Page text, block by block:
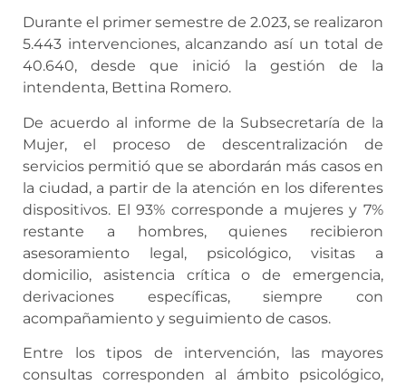
Durante el primer semestre de 2.023, se realizaron
5.443 intervenciones, alcanzando así un total de
40.640, desde que inició la gestión de la
intendenta, Bettina Romero.
De acuerdo al informe de la Subsecretaría de la
Mujer, el proceso de descentralización de
servicios permitió que se abordarán más casos en
la ciudad, a partir de la atención en los diferentes
dispositivos. El 93% corresponde a mujeres y 7%
restante a hombres, quienes recibieron
asesoramiento legal, psicológico, visitas a
domicilio, asistencia crítica o de emergencia,
derivaciones específicas, siempre con
acompañamiento y seguimiento de casos.
Entre los tipos de intervención, las mayores
consultas corresponden al ámbito psicológico,